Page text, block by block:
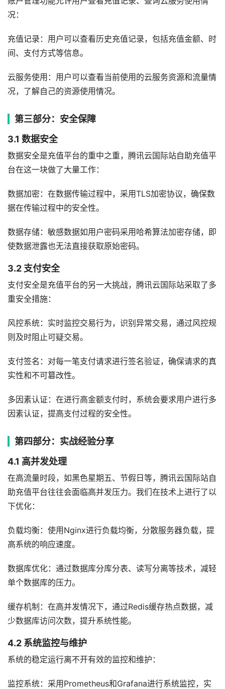
况：
充值记录：用户可以查看历史充值记录，包括充值金额、时
间、支付方式等信息。
云服务使用：用户可以查看当前使用的云服务资源和流量情
况，了解自己的资源使用情况。
第三部分：安全保障
3.1 数据安全
数据安全是充值平台的重中之重，腾讯云国际站自助充值平
台在这一块做了大量工作：
数据加密：在数据传输过程中，采用TLS加密协议，确保数
据在传输过程中的安全性。
数据存储：敏感数据如用户密码采用哈希算法加密存储，即
使数据泄露也无法直接获取原始密码。
3.2 支付安全
支付安全是充值平台的另一大挑战，腾讯云国际站采取了多
重安全措施：
风控系统：实时监控交易行为，识别异常交易，通过风控规
则及时阻止可疑交易。
支付签名：对每一笔支付请求进行签名验证，确保请求的真
实性和不可篡改性。
多因素认证：在进行高金额支付时，系统会要求用户进行多
因素认证，提高支付过程的安全性。
第四部分：实战经验分享
4.1 高并发处理
在高流量时段，如黑色星期五、节假日等，腾讯云国际站自
助充值平台往往会面临高并发压力。我们在技术上进行了以
下优化：
负载均衡：使用Nginx进行负载均衡，分散服务器负载，提
高系统的响应速度。
数据库优化：通过数据库分库分表、读写分离等技术，减轻
单个数据库的压力。
缓存机制：在高并发情况下，通过Redis缓存热点数据，减
少数据库访问次数，提升系统性能。
4.2 系统监控与维护
系统的稳定运行离不开有效的监控和维护：
监控系统：采用Prometheus和Grafana进行系统监控，实